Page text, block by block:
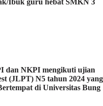
Ibuk guru hebat SMKN 3
dan NKPI mengikuti ujian
(JLPT) N5 tahun 2024 yang
di Universitas Bung